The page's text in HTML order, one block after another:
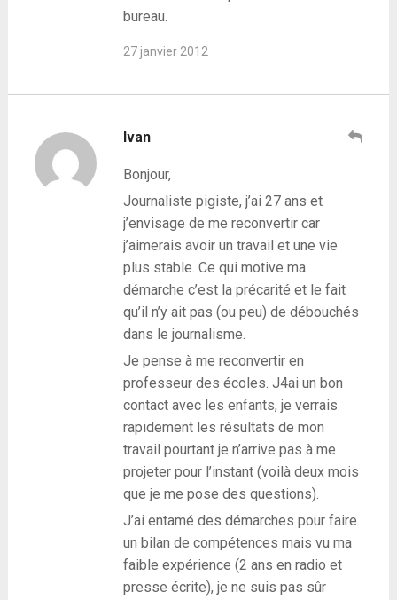
bureau.
27 janvier 2012
Ivan
Bonjour,
Journaliste pigiste, j’ai 27 ans et
j’envisage de me reconvertir car
j’aimerais avoir un travail et une vie
plus stable. Ce qui motive ma
démarche c’est la précarité et le fait
qu’il n’y ait pas (ou peu) de débouchés
dans le journalisme.
Je pense à me reconvertir en
professeur des écoles. J4ai un bon
contact avec les enfants, je verrais
rapidement les résultats de mon
travail pourtant je n’arrive pas à me
projeter pour l’instant (voilà deux mois
que je me pose des questions).
J’ai entamé des démarches pour faire
un bilan de compétences mais vu ma
faible expérience (2 ans en radio et
presse écrite), je ne suis pas sûr